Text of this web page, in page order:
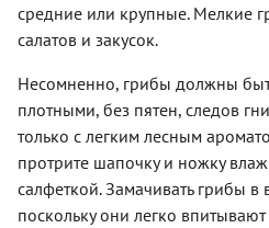
средние или крупные. Мелкие
салатов и закусок.
Несомненно, грибы должны
плотными, без пятен, следов
только с легким лесным
протрите шапочку и ножку
салфеткой. Замачивать грибы в
поскольку они легко впитывают